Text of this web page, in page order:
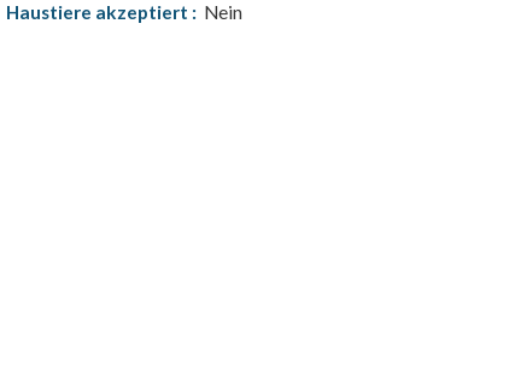
Haustiere akzeptiert : Nein